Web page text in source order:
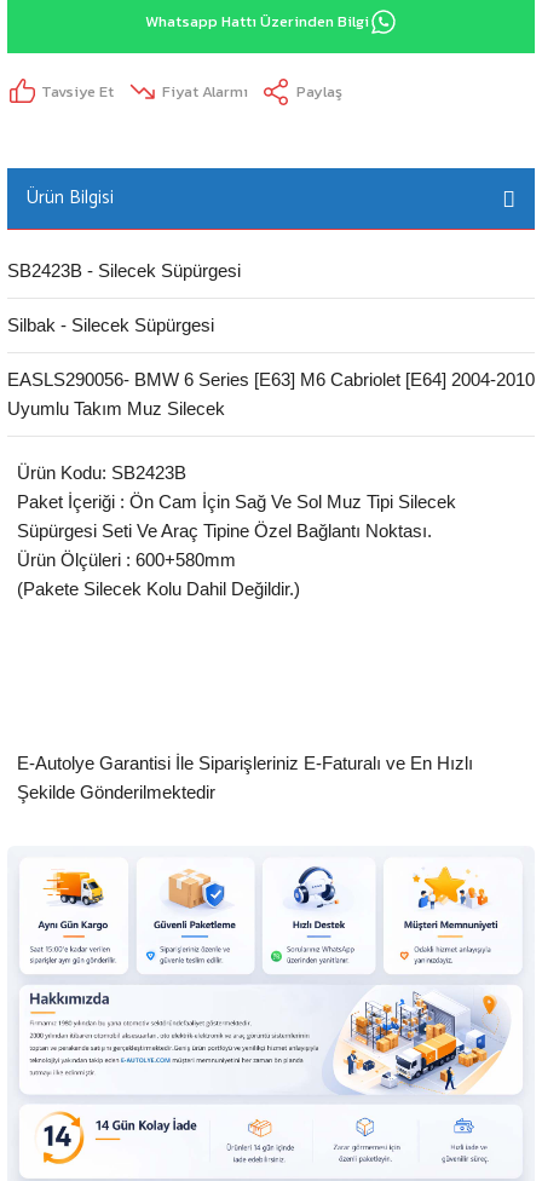
Whatsapp Hattı Üzerinden Bilgi
Tavsiye Et Fiyat Alarmı Paylaş
Ürün Bilgisi
SB2423B - Silecek Süpürgesi
Silbak - Silecek Süpürgesi
EASLS290056- BMW 6 Series [E63] M6 Cabriolet [E64] 2004-2010
Uyumlu Takım Muz Silecek
Ürün Kodu: SB2423B
Paket İçeriği : Ön Cam İçin Sağ Ve Sol Muz Tipi Silecek
Süpürgesi Seti Ve Araç Tipine Özel Bağlantı Noktası.
Ürün Ölçüleri : 600+580mm
(Pakete Silecek Kolu Dahil Değildir.)
E-Autolye Garantisi İle Siparişleriniz E-Faturalı ve En Hızlı
Şekilde Gönderilmektedir